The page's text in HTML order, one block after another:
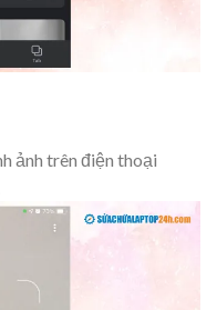
ảnh trên điện thoại